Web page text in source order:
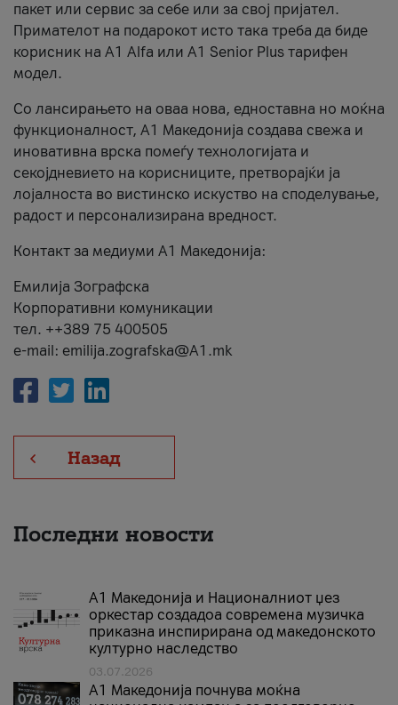
пакет или сервис за себе или за свој пријател.
Примателот на подарокот исто така треба да биде
корисник на А1 Alfa или A1 Senior Plus тарифен
модел.
Со лансирањето на оваа нова, едноставна но моќна
функционалност, А1 Македонија создава свежа и
иновативна врска помеѓу технологијата и
секојдневието на корисниците, претворајќи ја
лојалноста во вистинско искуство на споделување,
радост и персонализирана вредност.
Контакт за медиуми А1 Македонија:
Емилија Зографска
Корпоративни комуникации
тел. ++389 75 400505
e-mail: emilija.zografska@A1.mk
Назад
Последни новости
А1 Македонија и Националниот џез
оркестар создадоа современа музичка
приказна инспирирана од македонското
културно наследство
03.07.2026
A1 Македонија почнува моќна